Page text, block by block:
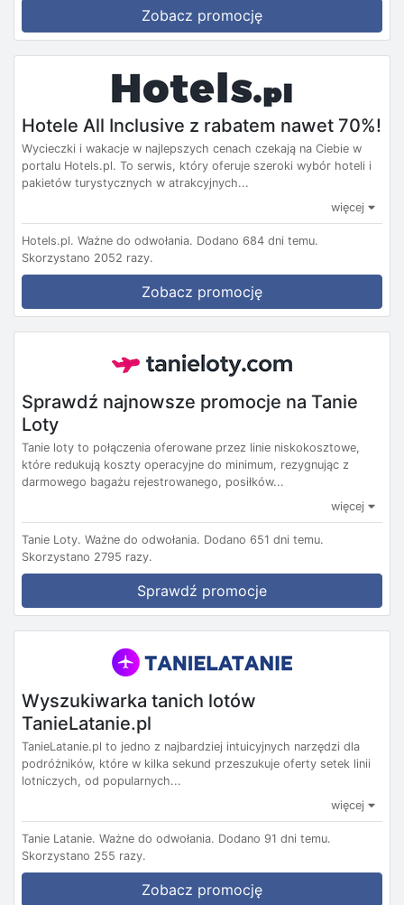
Zobacz promocję
Hotele All Inclusive z rabatem nawet 70%!
Wycieczki i wakacje w najlepszych cenach czekają na Ciebie w
portalu Hotels.pl. To serwis, który oferuje szeroki wybór hoteli i
pakietów turystycznych w atrakcyjnych...
więcej
Hotels.pl. Ważne do odwołania. Dodano 684 dni temu.
Skorzystano 2052 razy.
Zobacz promocję
Sprawdź najnowsze promocje na Tanie
Loty
Tanie loty to połączenia oferowane przez linie niskokosztowe,
które redukują koszty operacyjne do minimum, rezygnując z
darmowego bagażu rejestrowanego, posiłków...
więcej
Tanie Loty. Ważne do odwołania. Dodano 651 dni temu.
Skorzystano 2795 razy.
Sprawdź promocje
Wyszukiwarka tanich lotów
TanieLatanie.pl
TanieLatanie.pl to jedno z najbardziej intuicyjnych narzędzi dla
podróżników, które w kilka sekund przeszukuje oferty setek linii
lotniczych, od popularnych...
więcej
Tanie Latanie. Ważne do odwołania. Dodano 91 dni temu.
Skorzystano 255 razy.
Zobacz promocję